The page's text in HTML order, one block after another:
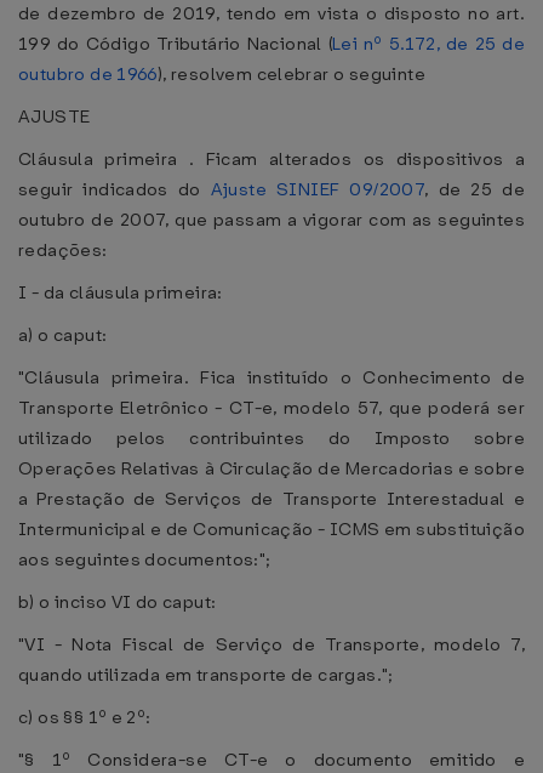
de dezembro de 2019, tendo em vista o disposto no art.
199 do Código Tributário Nacional (Lei nº 5.172, de 25 de
outubro de 1966), resolvem celebrar o seguinte
AJUSTE
Cláusula primeira . Ficam alterados os dispositivos a
seguir indicados do Ajuste SINIEF 09/2007, de 25 de
outubro de 2007, que passam a vigorar com as seguintes
redações:
I - da cláusula primeira:
a) o caput:
"Cláusula primeira. Fica instituído o Conhecimento de
Transporte Eletrônico - CT-e, modelo 57, que poderá ser
utilizado pelos contribuintes do Imposto sobre
Operações Relativas à Circulação de Mercadorias e sobre
a Prestação de Serviços de Transporte Interestadual e
Intermunicipal e de Comunicação - ICMS em substituição
aos seguintes documentos:";
b) o inciso VI do caput:
"VI - Nota Fiscal de Serviço de Transporte, modelo 7,
quando utilizada em transporte de cargas.";
c) os §§ 1º e 2º:
"§ 1º Considera-se CT-e o documento emitido e